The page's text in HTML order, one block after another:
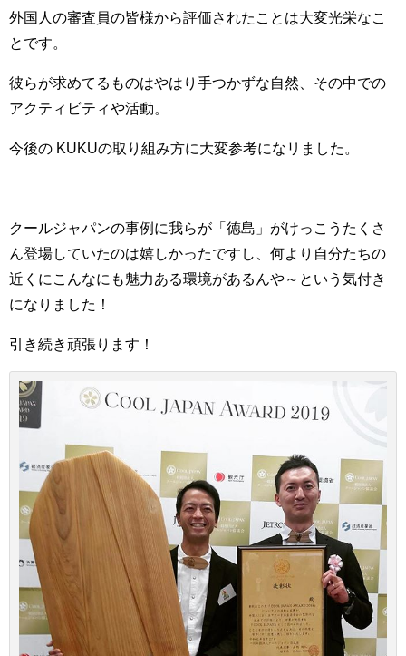
外国人の審査員の皆様から評価されたことは大変光栄なこ
とです。
彼らが求めてるものはやはり手つかずな自然、その中での
アクティビティや活動。
今後の KUKUの取り組み方に大変参考になリました。
クールジャパンの事例に我らが「徳島」がけっこうたくさ
ん登場していたのは嬉しかったですし、何より自分たちの
近くにこんなにも魅力ある環境があるんや～という気付き
になりました！
引き続き頑張ります！